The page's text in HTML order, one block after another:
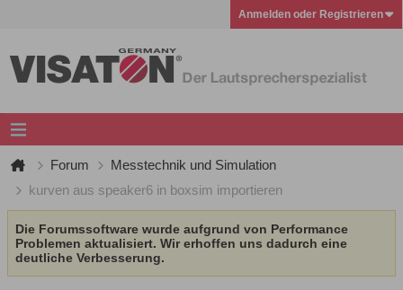
Anmelden oder Registrieren
Forum
Messtechnik und Simulation
kurven aus speaker6 in boxsim importieren
Die Forumssoftware wurde aufgrund von Performance
Problemen aktualisiert. Wir erhoffen uns dadurch eine
deutliche Verbesserung.